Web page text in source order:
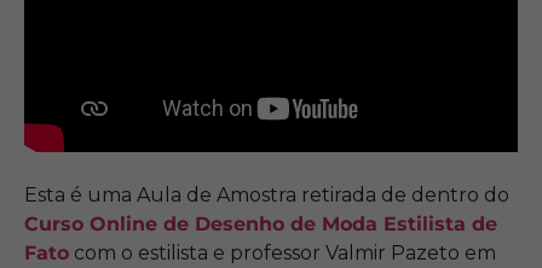
Esta é uma Aula de Amostra retirada de dentro do
Curso Online de Desenho de Moda Estilista de
Fato com o estilista e professor Valmir Pazeto em